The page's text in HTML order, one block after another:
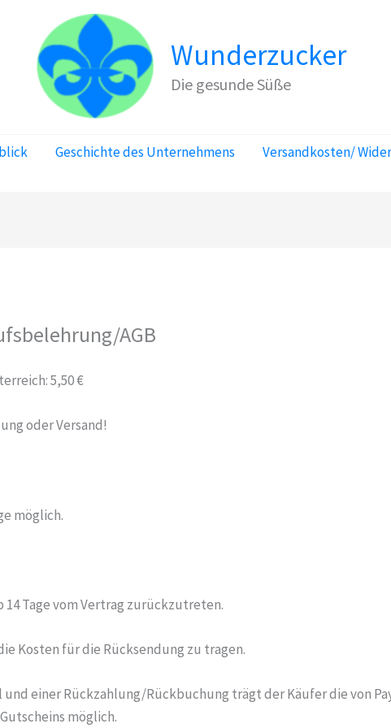
Wunderzucker
Die gesunde Süße
Geschichte des Unternehmens Versandkosten/
AGB
5,50 €
oder Versand!
möglich.
Tage vom Vertrag zurückzutreten.
Kosten für die Rücksendung zu tragen.
und einer Rückzahlung/Rückbuchung trägt der Käufer die von
möglich.